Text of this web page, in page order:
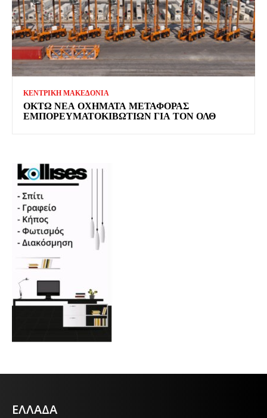
ΚΕΝΤΡΙΚΗ ΜΑΚΕΔΟΝΙΑ
ΟΚΤΏ ΝΈΑ ΟΧΉΜΑΤΑ ΜΕΤΑΦΟΡΆΣ
ΕΜΠΟΡΕΥΜΑΤΟΚΙΒΩΤΊΩΝ ΓΙΑ ΤΟΝ ΟΛΘ
ΕΛΛΑΔΑ